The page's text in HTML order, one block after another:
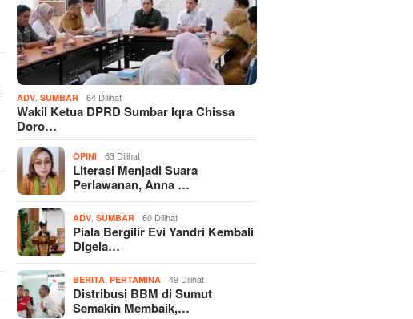
ADV ,SUMBAR 64 Dilihat
Wakil Ketua DPRD Sumbar Iqra Chissa
Doro…
OPINI 63 Dilihat
Literasi Menjadi Suara
Perlawanan, Anna …
ADV ,SUMBAR 60 Dilihat
Piala Bergilir Evi Yandri Kembali
Digela…
BERITA ,PERTAMINA 49 Dilihat
Distribusi BBM di Sumut
Semakin Membaik,…